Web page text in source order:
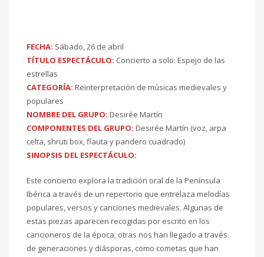
FECHA: Sábado, 26 de abril
TÍTULO ESPECTÁCULO: Concierto a solo: Espejo de las
estrellas
CATEGORÍA: Reinterpretación de músicas medievales y
populares
NOMBRE DEL GRUPO: Desirée Martín
COMPONENTES DEL GRUPO: Desirée Martín (voz, arpa
celta, shruti box, flauta y pandero cuadrado)
SINOPSIS DEL ESPECTÁCULO:
Este concierto explora la tradición oral de la Península
Ibérica a través de un repertorio que entrelaza melodías
populares, versos y canciones medievales. Algunas de
estas piezas aparecen recogidas por escrito en los
cancioneros de la época; otras nos han llegado a través
de generaciones y diásporas, como cometas que han